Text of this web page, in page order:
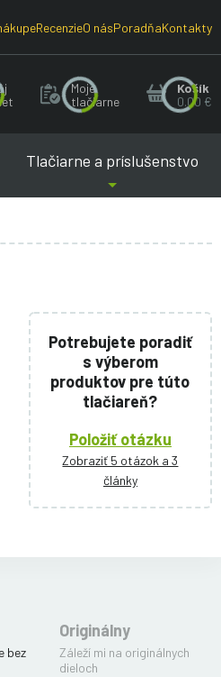
RecenzieO násPoradňaKontakty
Moje
tlačiarne
Košík
0.00 €
Tlačiarne a príslušenstvo
Potrebujete poradiť
s výberom
produktov pre túto
tlačiareň?
Položiť otázku
Zobraziť 5 otázok a 3
články
bez
Originálny
Záleží mi na originálnych
dieloch